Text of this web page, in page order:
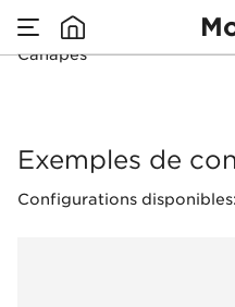
Canapés
Canapés
Exemples de
Configurations